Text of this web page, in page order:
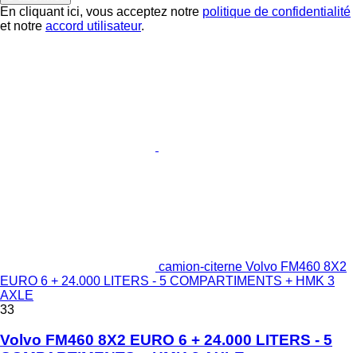
En cliquant ici, vous acceptez notre politique de confidentialité
et notre accord utilisateur.
camion-citerne Volvo FM460 8X2
EURO 6 + 24.000 LITERS - 5 COMPARTIMENTS + HMK 3
AXLE
33
Volvo FM460 8X2 EURO 6 + 24.000 LITERS - 5